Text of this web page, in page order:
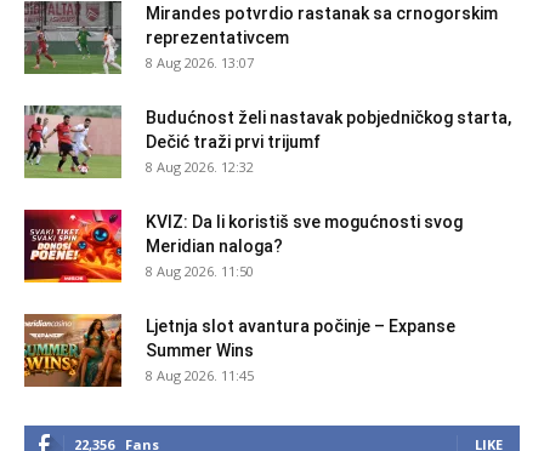
Mirandes potvrdio rastanak sa crnogorskim
reprezentativcem
8 Aug 2026. 13:07
Budućnost želi nastavak pobjedničkog starta,
Dečić traži prvi trijumf
8 Aug 2026. 12:32
KVIZ: Da li koristiš sve mogućnosti svog
Meridian naloga?
8 Aug 2026. 11:50
Ljetnja slot avantura počinje – Expanse
Summer Wins
8 Aug 2026. 11:45
22,356 Fans LIKE